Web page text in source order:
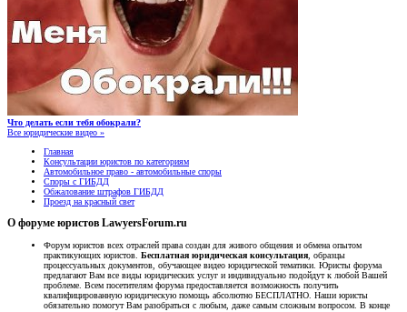
Что делать если тебя обокрали?
Все юридические видео »
Главная
Консультации юристов по категориям
Автомобильное право - автомобильные споры
Споры с ГИБДД
Обжалование штрафов ГИБДД
Проезд на красный свет
О форуме юристов LawyersForum.ru
Форум юристов всех отраслей права создан для живого общения и обмена опытом
практикующих юристов. Бесплатная юридическая консультация , образцы
процессуальных документов, обучающее видео юридической тематики. Юристы форума
предлагают Вам все виды юридических услуг и индивидуально подойдут к любой Вашей
проблеме. Всем посетителям форума предоставляется возможность получить
квалифицированную юридическую помощь абсолютно БЕСПЛАТНО. Наши юристы
обязательно помогут Вам разобраться с любым, даже самым сложным вопросом. В конце